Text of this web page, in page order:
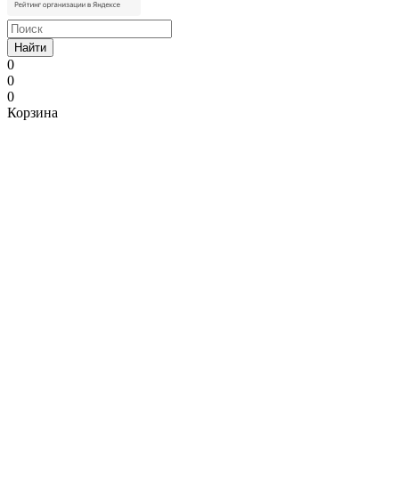
Найти
0
0
0
Корзина